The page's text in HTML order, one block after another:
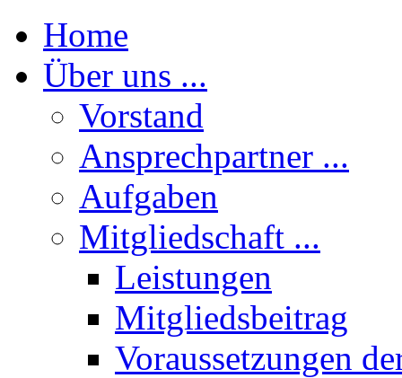
Home
Über uns ...
Vorstand
Ansprechpartner ...
Aufgaben
Mitgliedschaft ...
Leistungen
Mitgliedsbeitrag
Voraussetzungen